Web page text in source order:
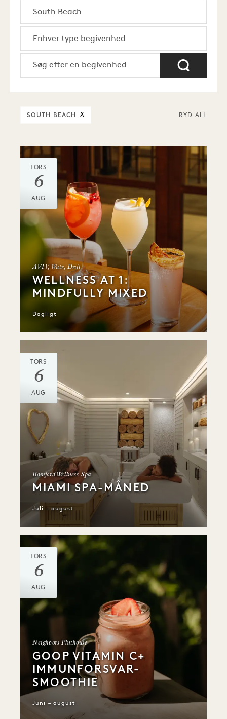
SOUTH BEACH X RYD ALL
TORS
6
AUG
AVIV, Watr, Drift
WELLNESS AT 1:
MINDFULLY MIXED
Dagligt
TORS
6
AUG
Bamford Wellness Spa
MIAMI SPA-MÅNED
Juli – august
TORS
6
AUG
Neighbors Plnthouse
GOOP VITAMIN C+
IMMUNFORSVAR-
SMOOTHIE
Juni – august